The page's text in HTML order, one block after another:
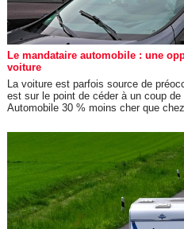
Le mandataire automobile : une
voiture
La voiture est parfois source de
est sur le point de céder à un coup
Automobile 30 % moins cher que chez